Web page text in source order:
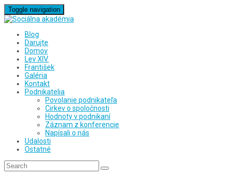
Toggle navigation
Blog
Darujte
Domov
Lev XIV.
František
Galéria
Kontakt
Podnikatelia
Povolanie podnikateľa
Cirkev o spoločnosti
Hodnoty v podnikaní
Záznam z konferencie
Napísali o nás
Udalosti
Ostatné